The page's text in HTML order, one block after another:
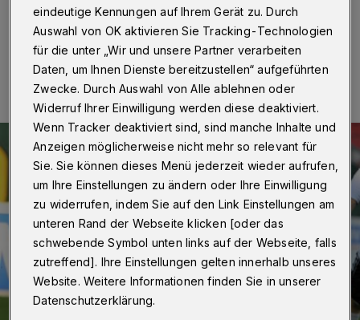
14.11.2017 , 15:05 Uhr Eine Minute Lesezeit
eindeutige Kennungen auf Ihrem Gerät zu. Durch
Auswahl von OK aktivieren Sie Tracking-Technologien
für die unter „Wir und unsere Partner verarbeiten
Daten, um Ihnen Dienste bereitzustellen“ aufgeführten
Zwecke. Durch Auswahl von Alle ablehnen oder
Widerruf Ihrer Einwilligung werden diese deaktiviert.
Wenn Tracker deaktiviert sind, sind manche Inhalte und
Anzeigen möglicherweise nicht mehr so relevant für
Sie. Sie können dieses Menü jederzeit wieder aufrufen,
um Ihre Einstellungen zu ändern oder Ihre Einwilligung
zu widerrufen, indem Sie auf den Link Einstellungen am
unteren Rand der Webseite klicken [oder das
schwebende Symbol unten links auf der Webseite, falls
zutreffend]. Ihre Einstellungen gelten innerhalb unseres
Website. Weitere Informationen finden Sie in unserer
Datenschutzerklärung.